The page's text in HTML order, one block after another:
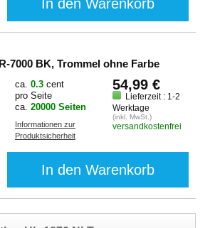
In den Warenkorb
Trommeleinheit DR-7000 BK, Trommel ohne Farbe
ca. 0.3 cent
pro Seite
ca. 20000 Seiten
Informationen zur
Produktsicherheit
54,99 €
Lieferzeit : 1-2
Werktage
(inkl. MwSt.)
versandkostenfrei
In den Warenkorb